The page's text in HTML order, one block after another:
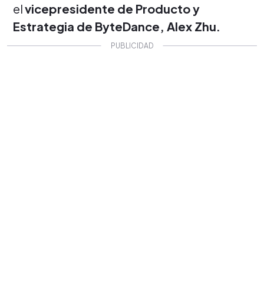
elvicepresidente de Producto y
Estrategia de ByteDance, Alex Zhu.